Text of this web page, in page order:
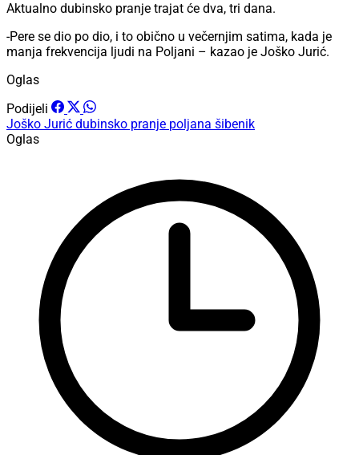
Aktualno dubinsko pranje trajat će dva, tri dana.
-Pere se dio po dio, i to obično u večernjim satima, kada je
manja frekvencija ljudi na Poljani – kazao je Joško Jurić.
Oglas
Podijeli
Joško Jurić dubinsko pranje poljana šibenik
Oglas